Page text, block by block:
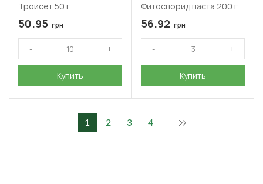
Тройсет 50 г
50.95 грн
Купить
Фитоспорид паста 200 г
56.92 грн
Купить
1 2 3 4